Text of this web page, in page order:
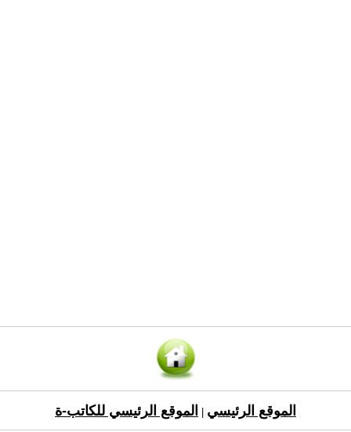
الموقع الرئيسي الموقع الرئيسي للكاتب-ة